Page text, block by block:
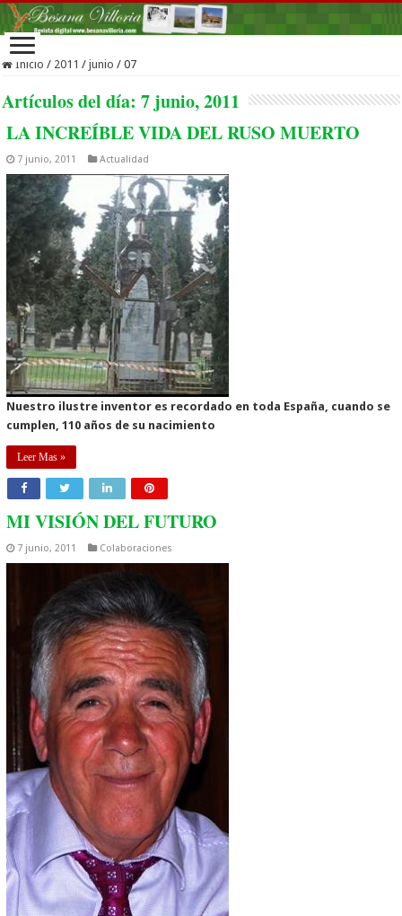
Inicio / 2011 / junio / 07
Artículos del día:7 junio, 2011
LA INCREÍBLE VIDA DEL RUSO MUERTO
7 junio, 2011 Actualidad
Nuestro ilustre inventor es recordado en toda España, cuando se
cumplen, 110 años de su nacimiento
Leer Mas »
MI VISIÓN DEL FUTURO
7 junio, 2011 Colaboraciones